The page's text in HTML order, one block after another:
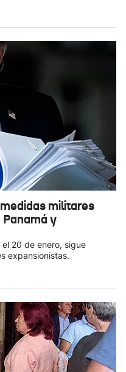
militares
y
20 de enero, sigue
expansionistas.